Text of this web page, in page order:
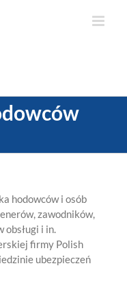
hodowców i osób
zawodników,
i in.
firmy Polish
ubezpieczeń